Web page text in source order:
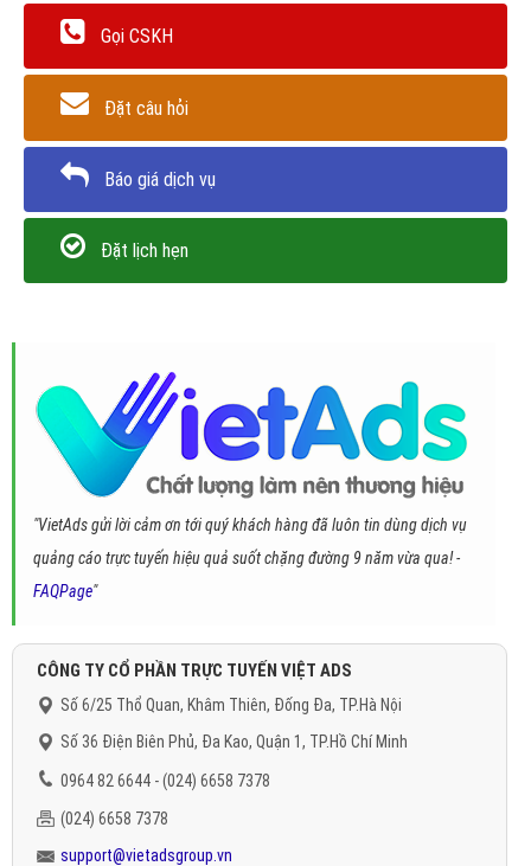
Gọi CSKH
Đặt câu hỏi
Báo giá dịch vụ
Đặt lịch hẹn
"VietAds gửi lời cảm ơn tới quý khách hàng đã luôn tin dùng dịch vụ
quảng cáo trực tuyến hiệu quả suốt chặng đường 9 năm vừa qua! -
FAQPage"
CÔNG TY CỔ PHẦN TRỰC TUYẾN VIỆT ADS
Số 6/25 Thổ Quan, Khâm Thiên, Đống Đa, TP.Hà Nội
Số 36 Điện Biên Phủ, Đa Kao, Quận 1, TP.Hồ Chí Minh
0964 82 6644 - (024) 6658 7378
(024) 6658 7378
support@vietadsgroup.vn